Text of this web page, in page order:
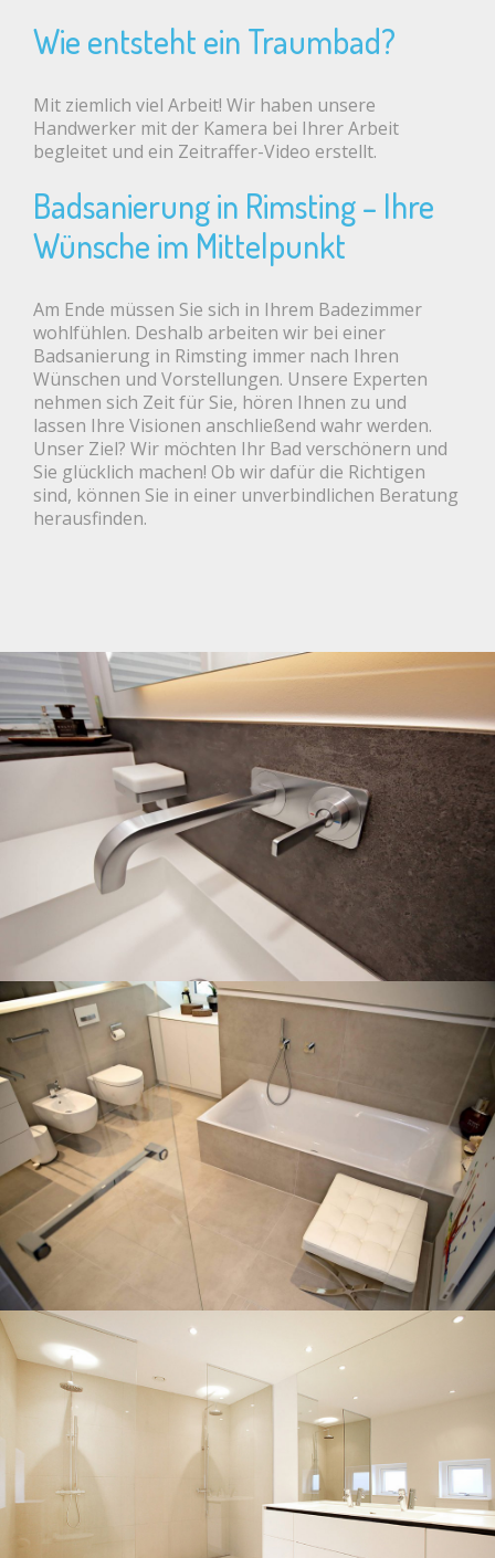
Wie entsteht ein Traumbad?
Mit ziemlich viel Arbeit! Wir haben unsere
Handwerker mit der Kamera bei Ihrer Arbeit
begleitet und ein Zeitraffer-Video erstellt.
Badsanierung in Rimsting – Ihre
Wünsche im Mittelpunkt
Am Ende müssen Sie sich in Ihrem Badezimmer
wohlfühlen. Deshalb arbeiten wir bei einer
Badsanierung in Rimsting immer nach Ihren
Wünschen und Vorstellungen. Unsere Experten
nehmen sich Zeit für Sie, hören Ihnen zu und
lassen Ihre Visionen anschließend wahr werden.
Unser Ziel? Wir möchten Ihr Bad verschönern und
Sie glücklich machen! Ob wir dafür die Richtigen
sind, können Sie in einer unverbindlichen Beratung
herausfinden.